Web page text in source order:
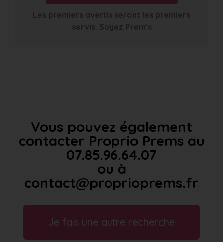
Les premiers avertis seront les premiers
servis. Soyez Prem’s
Vous pouvez également
contacter Proprio Prems au
07.85.96.64.07
ou à
contact@proprioprems.fr
Je fais une autre recherche